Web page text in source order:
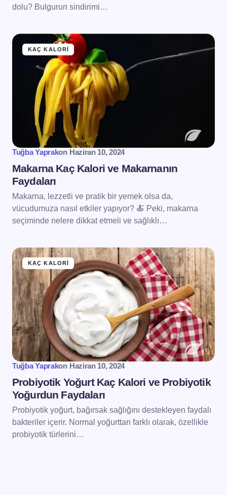
dolu? Bulgurun sindirimi…
KAÇ KALORI
Tuğba Yaprakon Haziran 10, 2024
Makarna Kaç Kalori ve Makarnanın
Faydaları
Makarna, lezzetli ve pratik bir yemek olsa da,
vücudumuza nasıl etkiler yapıyor? 🍝 Peki, makarna
seçiminde nelere dikkat etmeli ve sağlıklı…
KAÇ KALORI
Tuğba Yaprakon Haziran 10, 2024
Probiyotik Yoğurt Kaç Kalori ve Probiyotik
Yoğurdun Faydaları
Probiyotik yoğurt, bağırsak sağlığını destekleyen faydalı
bakteriler içerir. Normal yoğurttan farklı olarak, özellikle
probiyotik türlerini…